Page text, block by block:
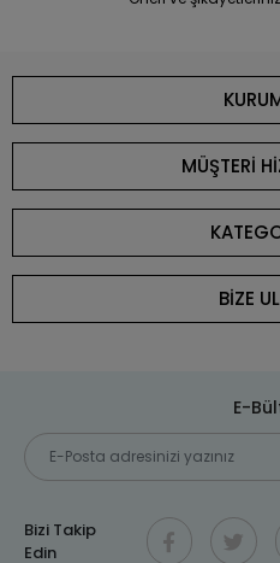
MÜŞTERİ
BİZE
E-
Bizi Takip
Edin